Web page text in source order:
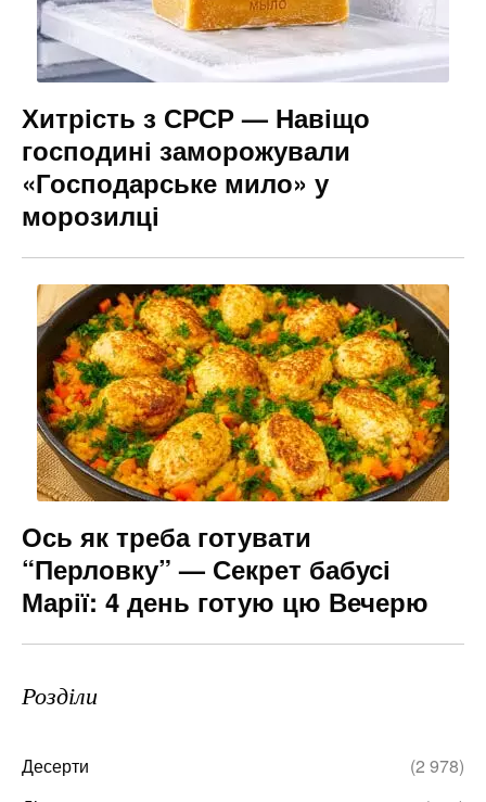
Хитрість з СРСР — Навіщо
господині заморожували
«Господарське мило» у
морозилці
Ось як треба готувати
“Перловку” — Секрет бабусі
Марії: 4 день готую цю Вечерю
Розділи
Десерти
(2 978)